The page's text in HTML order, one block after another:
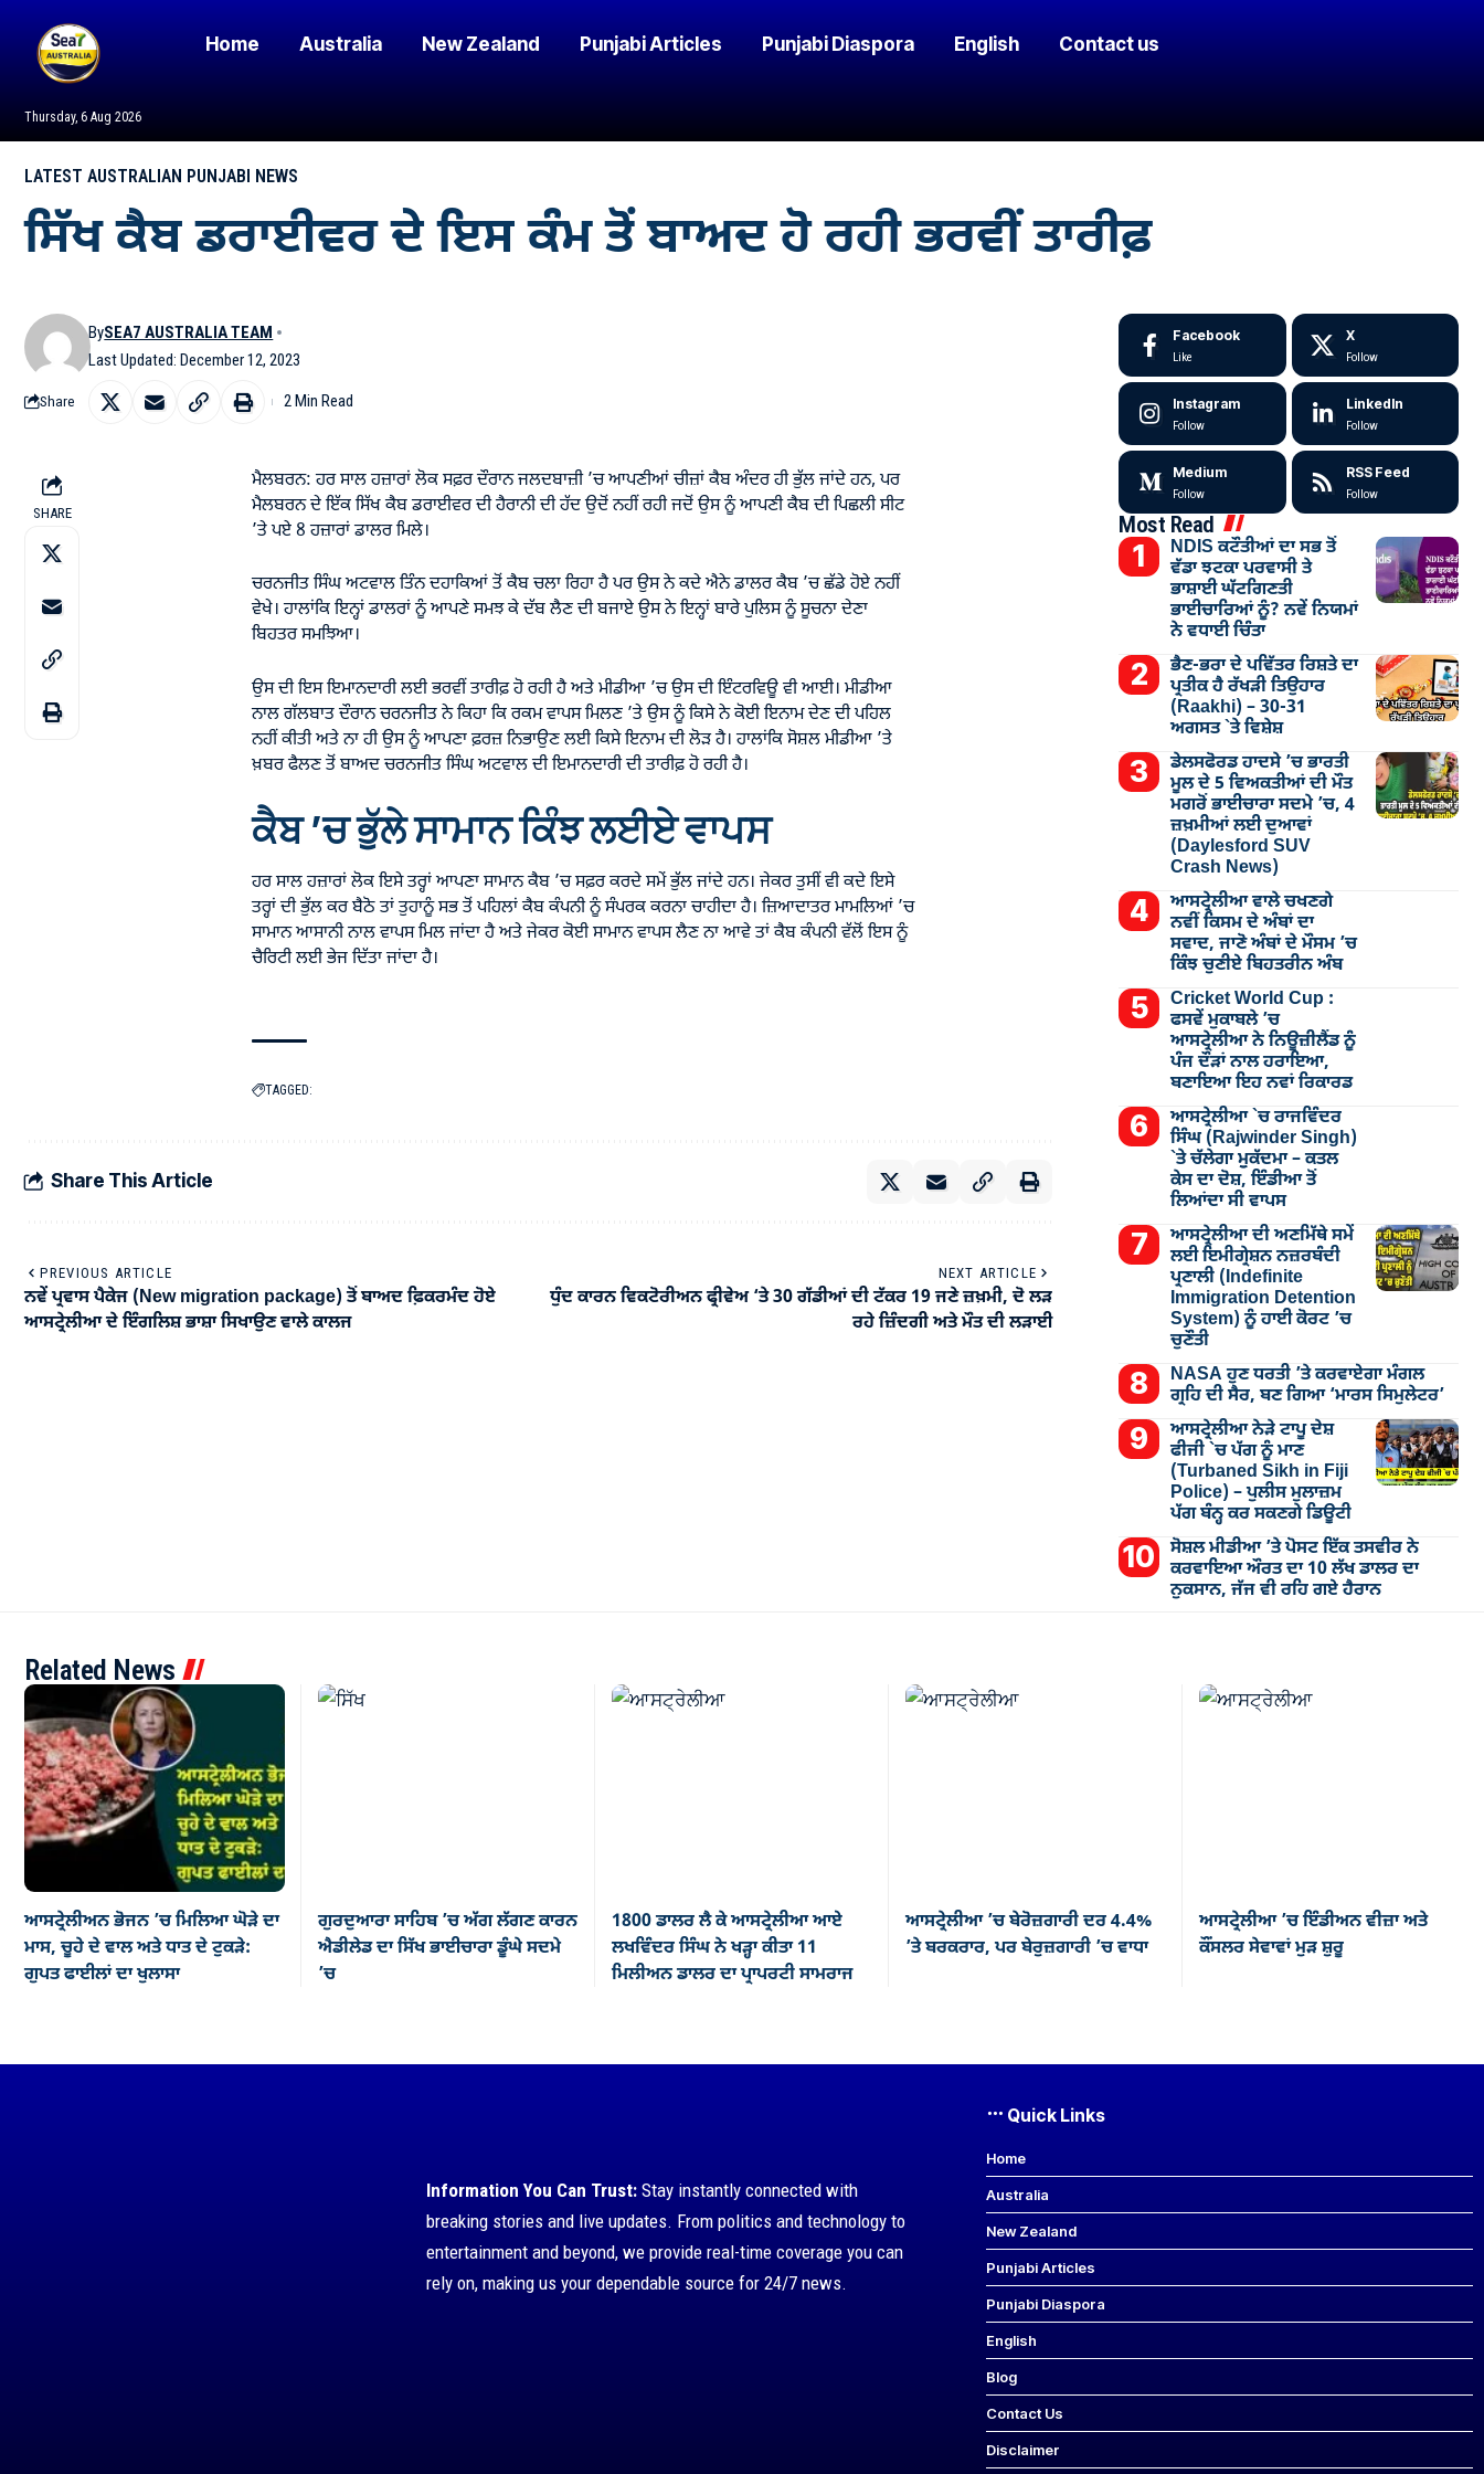
Thursday, 6 Aug 2026
Home Australia New Zealand Punjabi Articles Punjabi Diaspora English Contact us
LATEST AUSTRALIAN PUNJABI NEWS
ਸਿੱਖ ਕੈਬ ਡਰਾਈਵਰ ਦੇ ਇਸ ਕੰਮ ਤੋਂ ਬਾਅਦ ਹੋ ਰਹੀ ਭਰਵੀਂ ਤਾਰੀਫ਼
Last Updated: December 12, 2023
BySEA7 AUSTRALIA TEAM
Share 2 Min Read
SHARE
ਮੈਲਬਰਨ: ਹਰ ਸਾਲ ਹਜ਼ਾਰਾਂ ਲੋਕ ਸਫ਼ਰ ਦੌਰਾਨ ਜਲਦਬਾਜ਼ੀ ’ਚ ਆਪਣੀਆਂ ਚੀਜ਼ਾਂ ਕੈਬ ਅੰਦਰ ਹੀ ਭੁੱਲ ਜਾਂਦੇ ਹਨ, ਪਰ
ਮੈਲਬਰਨ ਦੇ ਇੱਕ ਸਿੱਖ ਕੈਬ ਡਰਾਈਵਰ ਦੀ ਹੈਰਾਨੀ ਦੀ ਹੱਦ ਉਦੋਂ ਨਹੀਂ ਰਹੀ ਜਦੋਂ ਉਸ ਨੂੰ ਆਪਣੀ ਕੈਬ ਦੀ ਪਿਛਲੀ ਸੀਟ
’ਤੇ ਪਏ 8 ਹਜ਼ਾਰਾਂ ਡਾਲਰ ਮਿਲੇ।
ਚਰਨਜੀਤ ਸਿੰਘ ਅਟਵਾਲ ਤਿੰਨ ਦਹਾਕਿਆਂ ਤੋਂ ਕੈਬ ਚਲਾ ਰਿਹਾ ਹੈ ਪਰ ਉਸ ਨੇ ਕਦੇ ਐਨੇ ਡਾਲਰ ਕੈਬ ’ਚ ਛੱਡੇ ਹੋਏ ਨਹੀਂ
ਵੇਖੇ। ਹਾਲਾਂਕਿ ਇਨ੍ਹਾਂ ਡਾਲਰਾਂ ਨੂੰ ਆਪਣੇ ਸਮਝ ਕੇ ਦੱਬ ਲੈਣ ਦੀ ਬਜਾਏ ਉਸ ਨੇ ਇਨ੍ਹਾਂ ਬਾਰੇ ਪੁਲਿਸ ਨੂੰ ਸੂਚਨਾ ਦੇਣਾ
ਬਿਹਤਰ ਸਮਝਿਆ।
ਉਸ ਦੀ ਇਸ ਇਮਾਨਦਾਰੀ ਲਈ ਭਰਵੀਂ ਤਾਰੀਫ਼ ਹੋ ਰਹੀ ਹੈ ਅਤੇ ਮੀਡੀਆ ’ਚ ਉਸ ਦੀ ਇੰਟਰਵਿਊ ਵੀ ਆਈ। ਮੀਡੀਆ
ਨਾਲ ਗੱਲਬਾਤ ਦੌਰਾਨ ਚਰਨਜੀਤ ਨੇ ਕਿਹਾ ਕਿ ਰਕਮ ਵਾਪਸ ਮਿਲਣ ’ਤੇ ਉਸ ਨੂੰ ਕਿਸੇ ਨੇ ਕੋਈ ਇਨਾਮ ਦੇਣ ਦੀ ਪਹਿਲ
ਨਹੀਂ ਕੀਤੀ ਅਤੇ ਨਾ ਹੀ ਉਸ ਨੂੰ ਆਪਣਾ ਫ਼ਰਜ਼ ਨਿਭਾਉਣ ਲਈ ਕਿਸੇ ਇਨਾਮ ਦੀ ਲੋੜ ਹੈ। ਹਾਲਾਂਕਿ ਸੋਸ਼ਲ ਮੀਡੀਆ ’ਤੇ
ਖ਼ਬਰ ਫੈਲਣ ਤੋਂ ਬਾਅਦ ਚਰਨਜੀਤ ਸਿੰਘ ਅਟਵਾਲ ਦੀ ਇਮਾਨਦਾਰੀ ਦੀ ਤਾਰੀਫ਼ ਹੋ ਰਹੀ ਹੈ।
ਕੈਬ ’ਚ ਭੁੱਲੇ ਸਾਮਾਨ ਕਿੰਝ ਲਈਏ ਵਾਪਸ
ਹਰ ਸਾਲ ਹਜ਼ਾਰਾਂ ਲੋਕ ਇਸੇ ਤਰ੍ਹਾਂ ਆਪਣਾ ਸਾਮਾਨ ਕੈਬ ’ਚ ਸਫ਼ਰ ਕਰਦੇ ਸਮੇਂ ਭੁੱਲ ਜਾਂਦੇ ਹਨ। ਜੇਕਰ ਤੁਸੀਂ ਵੀ ਕਦੇ ਇਸੇ
ਤਰ੍ਹਾਂ ਦੀ ਭੁੱਲ ਕਰ ਬੈਠੋ ਤਾਂ ਤੁਹਾਨੂੰ ਸਭ ਤੋਂ ਪਹਿਲਾਂ ਕੈਬ ਕੰਪਨੀ ਨੂੰ ਸੰਪਰਕ ਕਰਨਾ ਚਾਹੀਦਾ ਹੈ। ਜ਼ਿਆਦਾਤਰ ਮਾਮਲਿਆਂ ’ਚ
ਸਾਮਾਨ ਆਸਾਨੀ ਨਾਲ ਵਾਪਸ ਮਿਲ ਜਾਂਦਾ ਹੈ ਅਤੇ ਜੇਕਰ ਕੋਈ ਸਾਮਾਨ ਵਾਪਸ ਲੈਣ ਨਾ ਆਵੇ ਤਾਂ ਕੈਬ ਕੰਪਨੀ ਵੱਲੋਂ ਇਸ ਨੂੰ
ਚੈਰਿਟੀ ਲਈ ਭੇਜ ਦਿੱਤਾ ਜਾਂਦਾ ਹੈ।
TAGGED:
Share This Article
PREVIOUS ARTICLE
ਨਵੇਂ ਪ੍ਰਵਾਸ ਪੈਕੇਜ (New migration package) ਤੋਂ ਬਾਅਦ ਫ਼ਿਕਰਮੰਦ ਹੋਏ
ਆਸਟ੍ਰੇਲੀਆ ਦੇ ਇੰਗਲਿਸ਼ ਭਾਸ਼ਾ ਸਿਖਾਉਣ ਵਾਲੇ ਕਾਲਜ
NEXT ARTICLE
ਧੁੰਦ ਕਾਰਨ ਵਿਕਟੋਰੀਅਨ ਫ੍ਰੀਵੇਅ ‘ਤੇ 30 ਗੱਡੀਆਂ ਦੀ ਟੱਕਰ 19 ਜਣੇ ਜ਼ਖ਼ਮੀ, ਦੋ ਲੜ
ਰਹੇ ਜ਼ਿੰਦਗੀ ਅਤੇ ਮੌਤ ਦੀ ਲੜਾਈ
Facebook
Like
X
Follow
Instagram
Follow
LinkedIn
Follow
Medium
Follow
RSS Feed
Follow
Most Read
NDIS ਕਟੌਤੀਆਂ ਦਾ ਸਭ ਤੋਂ
ਵੱਡਾ ਝਟਕਾ ਪਰਵਾਸੀ ਤੇ
ਭਾਸ਼ਾਈ ਘੱਟਗਿਣਤੀ
ਭਾਈਚਾਰਿਆਂ ਨੂੰ? ਨਵੇਂ ਨਿਯਮਾਂ
ਨੇ ਵਧਾਈ ਚਿੰਤਾ
ਭੈਣ-ਭਰਾ ਦੇ ਪਵਿੱਤਰ ਰਿਸ਼ਤੇ ਦਾ
ਪ੍ਰਤੀਕ ਹੈ ਰੱਖੜੀ ਤਿਉਹਾਰ
(Raakhi) – 30-31
ਅਗਸਤ `ਤੇ ਵਿਸ਼ੇਸ਼
ਡੇਲਸਫੋਰਡ ਹਾਦਸੇ ’ਚ ਭਾਰਤੀ
ਮੂਲ ਦੇ 5 ਵਿਅਕਤੀਆਂ ਦੀ ਮੌਤ
ਮਗਰੋਂ ਭਾਈਚਾਰਾ ਸਦਮੇ ’ਚ, 4
ਜ਼ਖ਼ਮੀਆਂ ਲਈ ਦੁਆਵਾਂ
(Daylesford SUV
Crash News)
ਆਸਟ੍ਰੇਲੀਆ ਵਾਲੇ ਚਖਣਗੇ
ਨਵੀਂ ਕਿਸਮ ਦੇ ਅੰਬਾਂ ਦਾ
ਸਵਾਦ, ਜਾਣੋ ਅੰਬਾਂ ਦੇ ਮੌਸਮ ’ਚ
ਕਿੰਝ ਚੁਣੀਏ ਬਿਹਤਰੀਨ ਅੰਬ
Cricket World Cup :
ਫਸਵੇਂ ਮੁਕਾਬਲੇ ’ਚ
ਆਸਟ੍ਰੇਲੀਆ ਨੇ ਨਿਊਜ਼ੀਲੈਂਡ ਨੂੰ
ਪੰਜ ਦੌੜਾਂ ਨਾਲ ਹਰਾਇਆ,
ਬਣਾਇਆ ਇਹ ਨਵਾਂ ਰਿਕਾਰਡ
ਆਸਟ੍ਰੇਲੀਆ `ਚ ਰਾਜਵਿੰਦਰ
ਸਿੰਘ (Rajwinder Singh)
`ਤੇ ਚੱਲੇਗਾ ਮੁੁਕੱਦਮਾ – ਕਤਲ
ਕੇਸ ਦਾ ਦੋਸ਼, ਇੰਡੀਆ ਤੋਂ
ਲਿਆਂਦਾ ਸੀ ਵਾਪਸ
ਆਸਟ੍ਰੇਲੀਆ ਦੀ ਅਣਮਿੱਥੇ ਸਮੇਂ
ਲਈ ਇਮੀਗ੍ਰੇਸ਼ਨ ਨਜ਼ਰਬੰਦੀ
ਪ੍ਰਣਾਲੀ (Indefinite
Immigration Detention
System) ਨੂੰ ਹਾਈ ਕੋਰਟ ’ਚ
ਚੁਣੌਤੀ
NASA ਹੁਣ ਧਰਤੀ ’ਤੇ ਕਰਵਾਏਗਾ ਮੰਗਲ
ਗ੍ਰਹਿ ਦੀ ਸੈਰ, ਬਣ ਗਿਆ ‘ਮਾਰਸ ਸਿਮੁਲੇਟਰ’
ਆਸਟ੍ਰੇਲੀਆ ਨੇੜੇ ਟਾਪੂ ਦੇਸ਼
ਫੀਜੀ `ਚ ਪੱਗ ਨੂੰ ਮਾਣ
(Turbaned Sikh in Fiji
Police) – ਪੁਲੀਸ ਮੁਲਾਜ਼ਮ
ਪੱਗ ਬੰਨ੍ਹ ਕਰ ਸਕਣਗੇ ਡਿਊਟੀ
ਸੋਸ਼ਲ ਮੀਡੀਆ ’ਤੇ ਪੋਸਟ ਇੱਕ ਤਸਵੀਰ ਨੇ
ਕਰਵਾਇਆ ਔਰਤ ਦਾ 10 ਲੱਖ ਡਾਲਰ ਦਾ
ਨੁਕਸਾਨ, ਜੱਜ ਵੀ ਰਹਿ ਗਏ ਹੈਰਾਨ
Related News
ਆਸਟ੍ਰੇਲੀਅਨ ਭੋਜਨ ’ਚ ਮਿਲਿਆ ਘੋੜੇ ਦਾ
ਮਾਸ, ਚੂਹੇ ਦੇ ਵਾਲ ਅਤੇ ਧਾਤ ਦੇ ਟੁਕੜੇ:
ਗੁਪਤ ਫਾਈਲਾਂ ਦਾ ਖੁਲਾਸਾ
ਗੁਰਦੁਆਰਾ ਸਾਹਿਬ ’ਚ ਅੱਗ ਲੱਗਣ ਕਾਰਨ
ਐਡੀਲੇਡ ਦਾ ਸਿੱਖ ਭਾਈਚਾਰਾ ਡੂੰਘੇ ਸਦਮੇ
’ਚ
1800 ਡਾਲਰ ਲੈ ਕੇ ਆਸਟ੍ਰੇਲੀਆ ਆਏ
ਲਖਵਿੰਦਰ ਸਿੰਘ ਨੇ ਖੜ੍ਹਾ ਕੀਤਾ 11
ਮਿਲੀਅਨ ਡਾਲਰ ਦਾ ਪ੍ਰਾਪਰਟੀ ਸਾਮਰਾਜ
ਆਸਟ੍ਰੇਲੀਆ ’ਚ ਬੇਰੋਜ਼ਗਾਰੀ ਦਰ 4.4%
’ਤੇ ਬਰਕਰਾਰ, ਪਰ ਬੇਰੁਜ਼ਗਾਰੀ ’ਚ ਵਾਧਾ
ਆਸਟ੍ਰੇਲੀਆ ’ਚ ਇੰਡੀਅਨ ਵੀਜ਼ਾ ਅਤੇ
ਕੌਂਸਲਰ ਸੇਵਾਵਾਂ ਮੁੜ ਸ਼ੁਰੂ
Information You Can Trust: Stay instantly connected with
breaking stories and live updates. From politics and technology to
entertainment and beyond, we provide real-time coverage you can
rely on, making us your dependable source for 24/7 news.
Quick Links
Home
Australia
New Zealand
Punjabi Articles
Punjabi Diaspora
English
Blog
Contact Us
Disclaimer